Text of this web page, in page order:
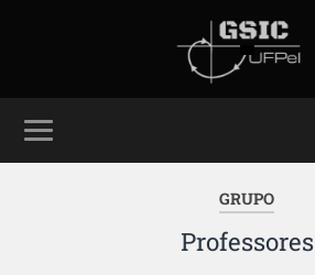
GRUPO
Professores